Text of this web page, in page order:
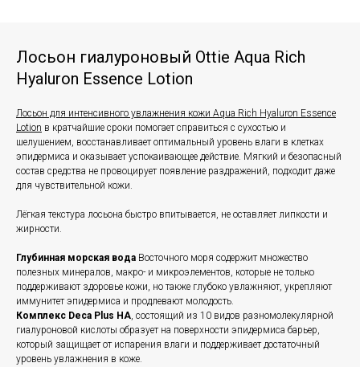
Лосьон гиалуроновый Ottie Aqua Rich
Hyaluron Essence Lotion
Лосьон для интенсивного увлажнения кожи Aqua Rich Hyaluron Essence
Lotion в кратчайшие сроки помогает справиться с сухостью и
шелушением, восстанавливает оптимальный уровень влаги в клетках
эпидермиса и оказывает успокаивающее действие. Мягкий и безопасный
состав средства не провоцирует появление раздражений, подходит даже
для чувствительной кожи.
Лёгкая текстура лосьона быстро впитывается, не оставляет липкости и
жирности.
Глубинная морская вода Восточного моря содержит множество
полезных минералов, макро- и микроэлементов, которые не только
поддерживают здоровье кожи, но также глубоко увлажняют, укрепляют
иммунитет эпидермиса и продлевают молодость.
Комплекс Deca Plus HA, состоящий из 10 видов разномолекулярной
гиалуроновой кислоты образует на поверхности эпидермиса барьер,
который защищает от испарения влаги и поддерживает достаточный
уровень увлажнения в коже.